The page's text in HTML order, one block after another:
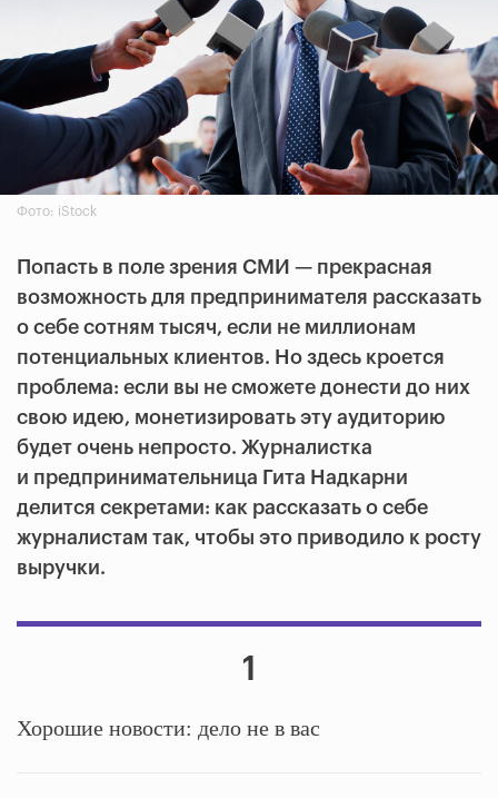
Фото: iStock
Попасть в поле зрения СМИ — прекрасная
возможность для предпринимателя рассказать
о себе сотням тысяч, если не миллионам
потенциальных клиентов. Но здесь кроется
проблема: если вы не сможете донести до них
свою идею, монетизировать эту аудиторию
будет очень непросто. Журналистка
и предпринимательница Гита Надкарни
делится секретами: как рассказать о себе
журналистам так, чтобы это приводило к росту
выручки.
1
Хорошие новости: дело не в вас